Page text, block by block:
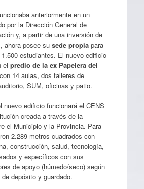
anteriormente en un
por la Dirección General de
y, a partir de una inversión de
ahora posee su sede propia para
estudiantes. El nuevo edificio
el predio de la ex Papelera del
14 aulas, dos talleres de
SUM, oficinas y patio.
nuevo edificio funcionará el CENS
creada a través de la
el Municipio y la Provincia. Para
2.289 metros cuadrados con
construcción, salud, tecnología,
y específicos con sus
de apoyo (húmedo/seco) según
depósito y guardado.